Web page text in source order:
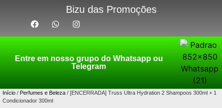
Bizu das Promoções
Entre em nosso grupo do Whatsapp ou
Telegram
Início / Perfumes e Beleza / [ENCERRADA] Truss Ultra Hydration 2 Shampoos 300ml + 1
Condicionador 300ml